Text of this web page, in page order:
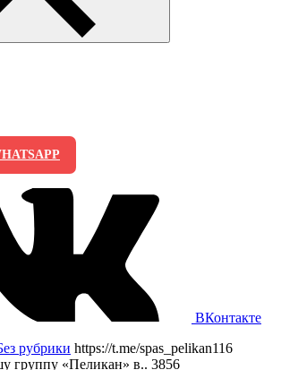
ВКонтакте
рубрики https://t.me/spas_pelikan116
группу «Пеликан» в.. 3856